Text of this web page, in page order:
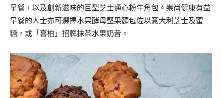
早餐，以及創新滋味的巨型芝士通心粉牛角包。崇尚健康有益
早餐的人士亦可選擇水果酵母堅果麵包佐以意大利芝士及蜜
糖，或「喜柏」招牌抹茶水果奶昔。